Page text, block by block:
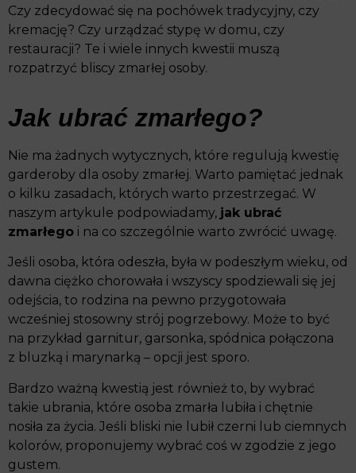
Czy zdecydować się na pochówek tradycyjny, czy
kremację? Czy urządzać stypę w domu, czy
restauracji? Te i wiele innych kwestii muszą
rozpatrzyć bliscy zmarłej osoby.
Jak ubrać zmarłego?
Nie ma żadnych wytycznych, które regulują kwestię
garderoby dla osoby zmarłej. Warto pamiętać jednak
o kilku zasadach, których warto przestrzegać. W
naszym artykule podpowiadamy, jak ubrać
zmarłego i na co szczególnie warto zwrócić uwagę.
Jeśli osoba, która odeszła, była w podeszłym wieku, od
dawna ciężko chorowała i wszyscy spodziewali się jej
odejścia, to rodzina na pewno przygotowała
wcześniej stosowny strój pogrzebowy. Może to być
na przykład garnitur, garsonka, spódnica połączona
z bluzką i marynarką – opcji jest sporo.
Bardzo ważną kwestią jest również to, by wybrać
takie ubrania, które osoba zmarła lubiła i chętnie
nosiła za życia. Jeśli bliski nie lubił czerni lub ciemnych
kolorów, proponujemy wybrać coś w zgodzie z jego
gustem.